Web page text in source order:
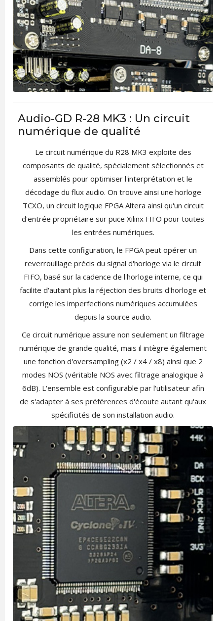
Audio-GD R-28 MK3 : Un circuit
numérique de qualité
Le circuit numérique du R28 MK3 exploite des
composants de qualité, spécialement sélectionnés et
assemblés pour optimiser l'interprétation et le
décodage du flux audio. On trouve ainsi une horloge
TCXO, un circuit logique FPGA Altera ainsi qu'un circuit
d'entrée propriétaire sur puce Xilinx FIFO pour toutes
les entrées numériques.
Dans cette configuration, le FPGA peut opérer un
reverrouillage précis du signal d'horloge via le circuit
FIFO, basé sur la cadence de l'horloge interne, ce qui
facilite d'autant plus la réjection des bruits d'horloge et
corrige les imperfections numériques accumulées
depuis la source audio.
Ce circuit numérique assure non seulement un filtrage
numérique de grande qualité, mais il intègre également
une fonction d'oversampling (x2 / x4 / x8) ainsi que 2
modes NOS (véritable NOS avec filtrage analogique à
6dB). L'ensemble est configurable par l'utilisateur afin
de s'adapter à ses préférences d'écoute autant qu'aux
spécificités de son installation audio.